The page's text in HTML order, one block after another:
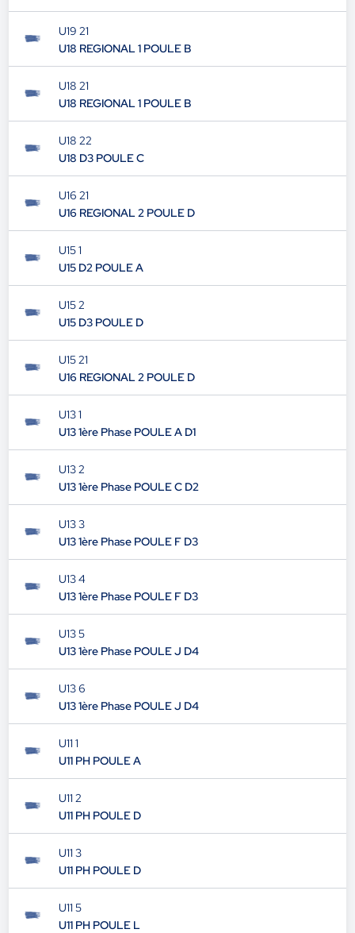
U19 21
U18 REGIONAL 1 POULE B
U18 21
U18 REGIONAL 1 POULE B
U18 22
U18 D3 POULE C
U16 21
U16 REGIONAL 2 POULE D
U15 1
U15 D2 POULE A
U15 2
U15 D3 POULE D
U15 21
U16 REGIONAL 2 POULE D
U13 1
U13 1ère Phase POULE A D1
U13 2
U13 1ère Phase POULE C D2
U13 3
U13 1ère Phase POULE F D3
U13 4
U13 1ère Phase POULE F D3
U13 5
U13 1ère Phase POULE J D4
U13 6
U13 1ère Phase POULE J D4
U11 1
U11 PH POULE A
U11 2
U11 PH POULE D
U11 3
U11 PH POULE D
U11 5
U11 PH POULE L